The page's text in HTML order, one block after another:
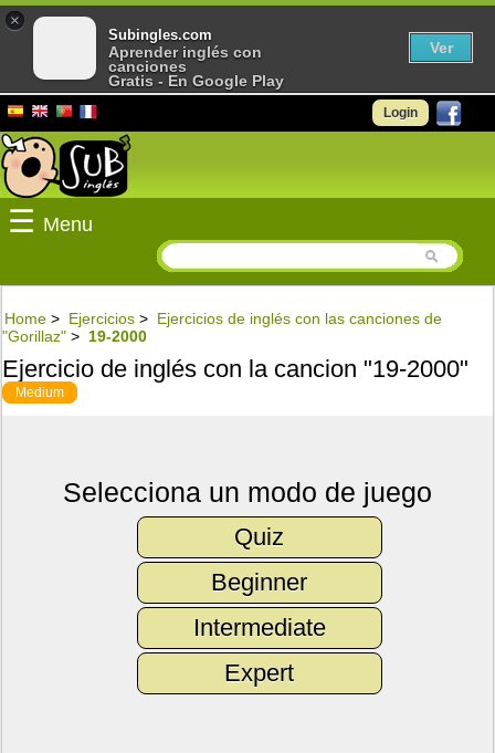
Login
☰ Menu
Home > Ejercicios > Ejercicios de inglés con las canciones de
"Gorillaz" > 19-2000
Ejercicio de inglés con la cancion "19-2000"
Medium
Selecciona un modo de juego
Quiz
Beginner
Intermediate
Expert
×
Subingles.com
Aprender inglés con
canciones
Gratis - En Google Play
Ver